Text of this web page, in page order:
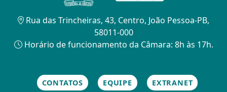
Rua das Trincheiras, 43, Centro, João Pessoa-PB,
58011-000
Horário de funcionamento da Câmara: 8h às 17h.
CONTATOS EQUIPE EXTRANET